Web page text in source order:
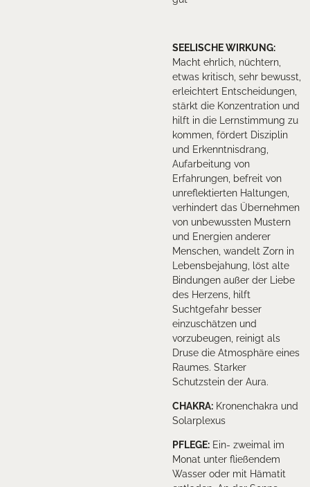
SEELISCHE WIRKUNG:
Macht ehrlich, nüchtern,
etwas kritisch, sehr bewusst,
erleichtert Entscheidungen,
stärkt die Konzentration und
hilft in die Lernstimmung zu
kommen, fördert Disziplin
und Erkenntnisdrang,
Aufarbeitung von
Erfahrungen, befreit von
unreflektierten Haltungen,
verhindert das Übernehmen
von unbewussten Mustern
und Energien anderer
Menschen, wandelt Zorn in
Lebensbejahung, löst alte
Bindungen außer der Liebe
des Herzens, hilft
Suchtgefahr besser
einzuschätzen und
vorzubeugen, reinigt als
Druse die Atmosphäre eines
Raumes. Starker
Schutzstein der Aura.
CHAKRA: Kronenchakra und
Solarplexus
PFLEGE: Ein- zweimal im
Monat unter fließendem
Wasser oder mit Hämatit